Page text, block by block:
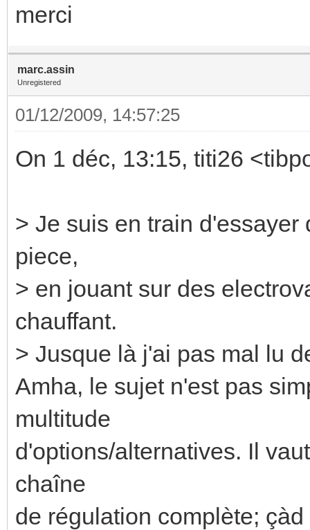
merci
marc.assin
Unregistered
01/12/2009, 14:57:25
On 1 déc, 13:15, titi26
> Je suis en train
piece,
> en jouant sur des
chauffant.
> Jusque là j'ai pas mal lu
Amha, le sujet n'est pas
multitude
d'options/alternatives. Il
chaîne
de régulation complète;